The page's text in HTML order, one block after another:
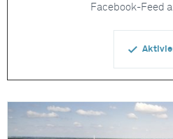
Facebook-Feed